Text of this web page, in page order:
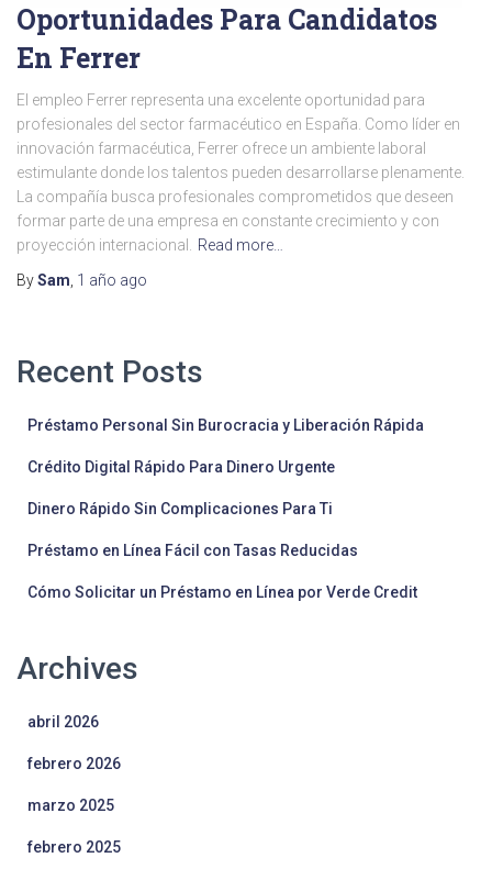
Oportunidades Para Candidatos
En Ferrer
El empleo Ferrer representa una excelente oportunidad para
profesionales del sector farmacéutico en España. Como líder en
innovación farmacéutica, Ferrer ofrece un ambiente laboral
estimulante donde los talentos pueden desarrollarse plenamente.
La compañía busca profesionales comprometidos que deseen
formar parte de una empresa en constante crecimiento y con
proyección internacional. Read more…
BySam, 1 año ago
Recent Posts
Préstamo Personal Sin Burocracia y Liberación Rápida
Crédito Digital Rápido Para Dinero Urgente
Dinero Rápido Sin Complicaciones Para Ti
Préstamo en Línea Fácil con Tasas Reducidas
Cómo Solicitar un Préstamo en Línea por Verde Credit
Archives
abril 2026
febrero 2026
marzo 2025
febrero 2025